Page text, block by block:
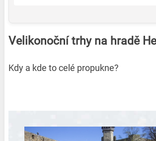
Velikonoční trhy na hradě
Kdy a kde to celé propukne?